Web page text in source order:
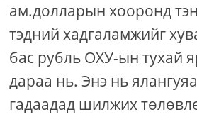
ам.долларын хооронд
тэдний хадгаламжийг
бас рубль ОХУ-ын тухай
дараа нь. Энэ нь
гадаадад шилжих